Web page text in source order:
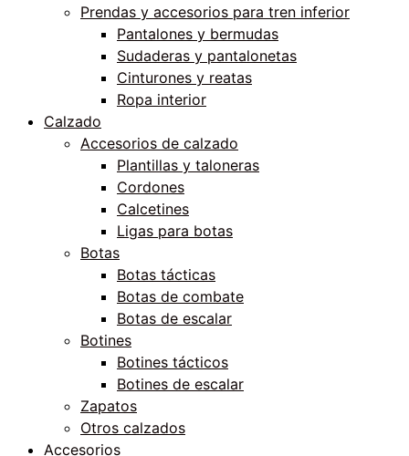
Prendas y accesorios para tren inferior
Pantalones y bermudas
Sudaderas y pantalonetas
Cinturones y reatas
Ropa interior
Calzado
Accesorios de calzado
Plantillas y taloneras
Cordones
Calcetines
Ligas para botas
Botas
Botas tácticas
Botas de combate
Botas de escalar
Botines
Botines tácticos
Botines de escalar
Zapatos
Otros calzados
Accesorios